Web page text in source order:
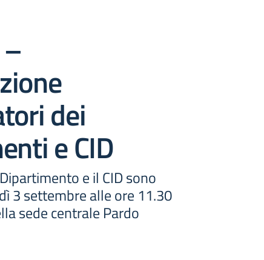
dei
e CID
e il CID sono
3 settembre alle ore 11.30
sede centrale Pardo